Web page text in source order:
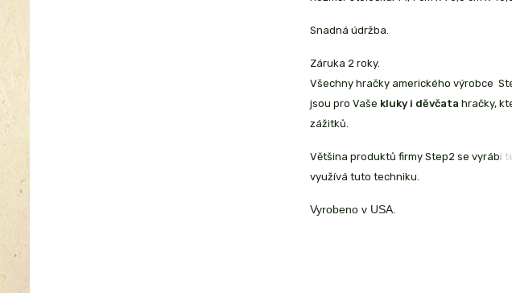
Snadná údržba.
Záruka 2 roky.
Všechny hračky amerického výrobce
jsou pro Vaše kluky i děvčata hračky,
zážitků.
Většina produktů firmy Step2 se vyrábí
využívá tuto techniku.
Vyrobeno v USA.